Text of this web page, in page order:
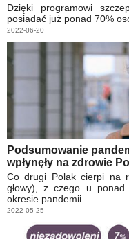
Dzięki programowi
posiadać już ponad 70%
2022-06-20
Podsumowanie
wpłynęły na zdrowie
Co drugi Polak cierpi na
głowy), z czego u ponad
okresie pandemii.
2022-05-25